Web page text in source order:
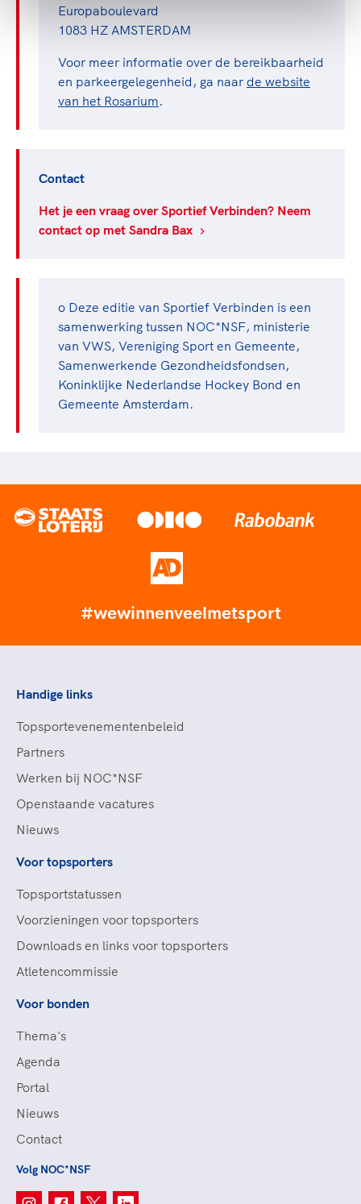
Europaboulevard
1083 HZ AMSTERDAM
Voor meer informatie over de bereikbaarheid
en parkeergelegenheid, ga naar de website
van het Rosarium.
Contact
Het je een vraag over Sportief Verbinden? Neem
contact op met Sandra Bax
o Deze editie van Sportief Verbinden is een
samenwerking tussen NOC*NSF, ministerie
van VWS, Vereniging Sport en Gemeente,
Samenwerkende Gezondheidsfondsen,
Koninklijke Nederlandse Hockey Bond en
Gemeente Amsterdam.
#wewinnenveelmetsport
Handige links
Topsportevenementenbeleid
Partners
Werken bij NOC*NSF
Openstaande vacatures
Nieuws
Voor topsporters
Topsportstatussen
Voorzieningen voor topsporters
Downloads en links voor topsporters
Atletencommissie
Voor bonden
Thema's
Agenda
Portal
Nieuws
Contact
Volg NOC*NSF